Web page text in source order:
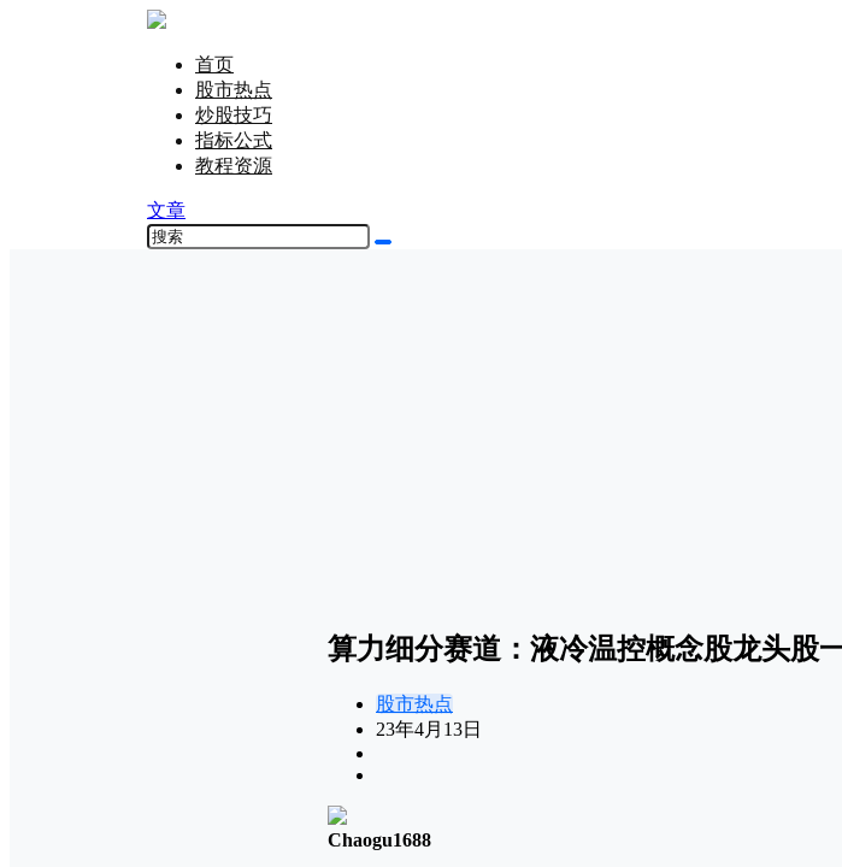
首页
股市热点
炒股技巧
指标公式
教程资源
文章
算力细分赛道：液冷温控概念股龙头股
股市热点
23年4月13日
Chaogu1688